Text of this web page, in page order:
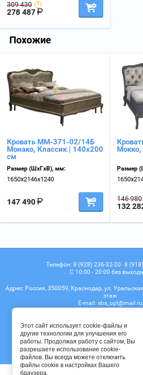
309 430
278 487
Похожие
Кровать ММ-371-02/14Б
Монако, Классик | 140х200
см
Размер (ШхГхВ), мм:
1650х2146х1240
147 490
Размер
146 980
132
Телефон: 8 (928) 236-32-20 8
С 10:00 - 20:00 без
Адрес: Россия, 350059, Краснодар, ул.
этаж
Е-mail: sbs_opt@mail.ru
© 2017 - 2026
Этот сайт использует cookie-файлы и
другие технологии для улучшения его
работы. Продолжая работу с сайтом, Вы
разрешаете использование cookie-
файлов. Вы всегда можете отключить
файлы cookie в настройках Вашего
браузера.